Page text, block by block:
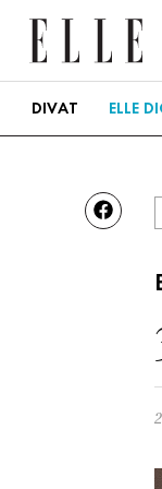
DIVAT ELLE